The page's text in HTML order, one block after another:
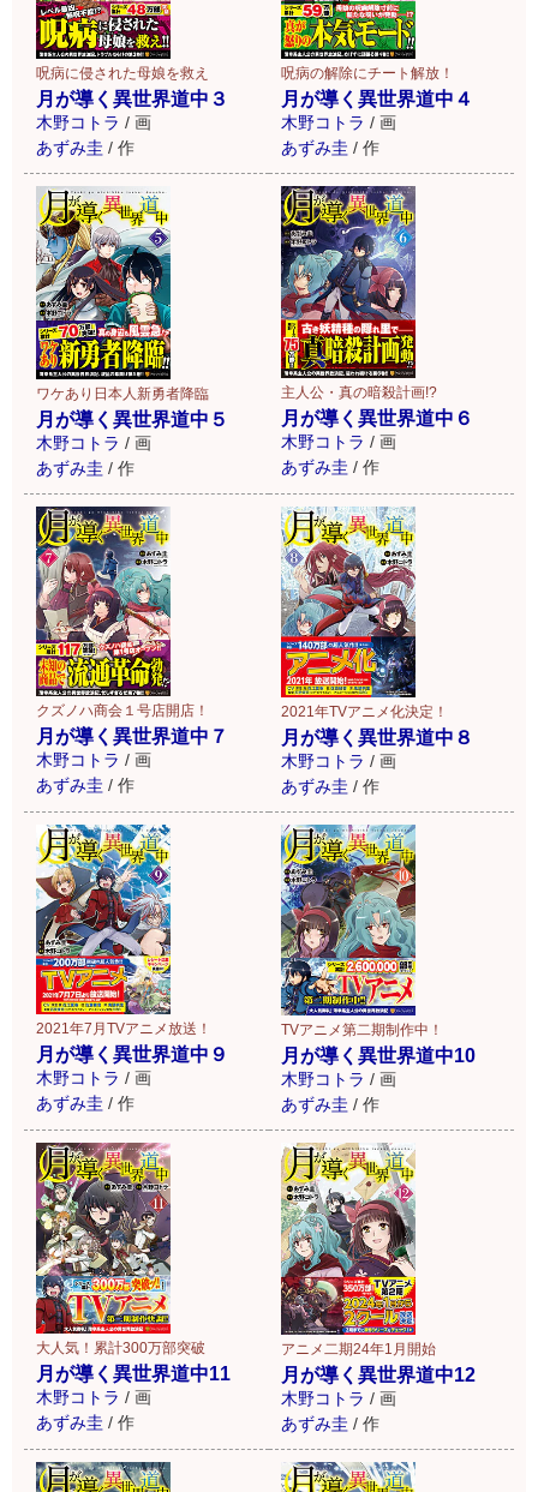
呪病に侵された母娘を救え
月が導く異世界道中３
木野コトラ / 画
あずみ圭 / 作
呪病の解除にチート解放！
月が導く異世界道中４
木野コトラ / 画
あずみ圭 / 作
ワケあり日本人新勇者降臨
月が導く異世界道中５
木野コトラ / 画
あずみ圭 / 作
主人公・真の暗殺計画!?
月が導く異世界道中６
木野コトラ / 画
あずみ圭 / 作
クズノハ商会１号店開店！
月が導く異世界道中７
木野コトラ / 画
あずみ圭 / 作
2021年TVアニメ化決定！
月が導く異世界道中８
木野コトラ / 画
あずみ圭 / 作
2021年7月TVアニメ放送！
月が導く異世界道中９
木野コトラ / 画
あずみ圭 / 作
TVアニメ第二期制作中！
月が導く異世界道中10
木野コトラ / 画
あずみ圭 / 作
大人気！累計300万部突破
月が導く異世界道中11
木野コトラ / 画
あずみ圭 / 作
アニメ二期24年1月開始
月が導く異世界道中12
木野コトラ / 画
あずみ圭 / 作